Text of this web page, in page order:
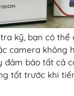
kỹ, bạn có thể
camera không
đảm bảo tất cả
tốt trước khi